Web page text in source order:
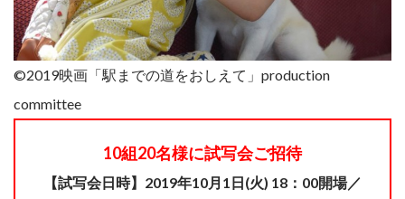
©2019映画「駅までの道をおしえて」production
committee
10組20名様に試写会ご招待
【試写会日時】2019年10月1日(火) 18：00開場／